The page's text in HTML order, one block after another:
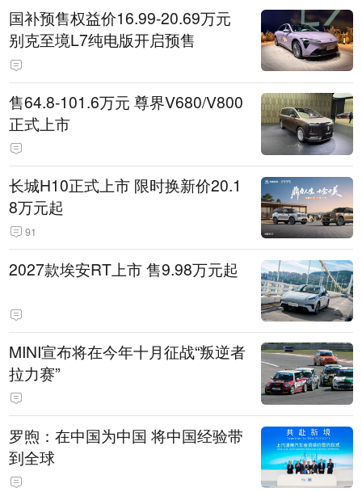
国补预售权益价16.99-20.69万元
别克至境L7纯电版开启预售
售64.8-101.6万元 尊界V680/V800
正式上市
长城H10正式上市 限时换新价20.1
8万元起
91
2027款埃安RT上市 售9.98万元起
MINI宣布将在今年十月征战“叛逆者
拉力赛”
罗煦：在中国为中国 将中国经验带
到全球